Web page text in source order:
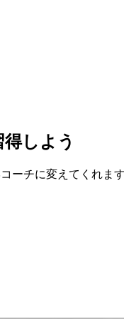
しよう
ーチに変えてくれま